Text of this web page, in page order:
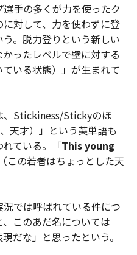
手の多くが力を使ったク
対して、力を使わずに登
。脱力登りという新しい
ったレベルで壁に対する
ている状態）」が生まれて
、Stickiness/Stickyのほ
天才）」という英単語も
ている。「This young
（この若者はちょっとした天
では呼ばれている件につ
このあだ名については
だな」と思ったという。